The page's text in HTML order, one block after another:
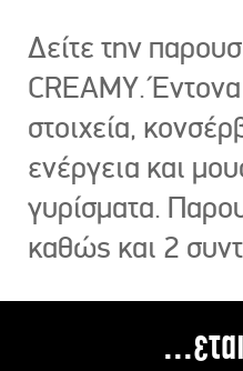
Δείτε την
CREAMY.
στοιχεία,
ενέργεια και
γυρίσματα.
καθώς και 2